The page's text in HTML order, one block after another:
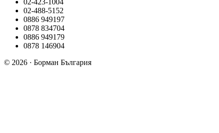
02-423-1004
02-488-5152
0886 949197
0878 834704
0886 949179
0878 146904
© 2026 · Борман България